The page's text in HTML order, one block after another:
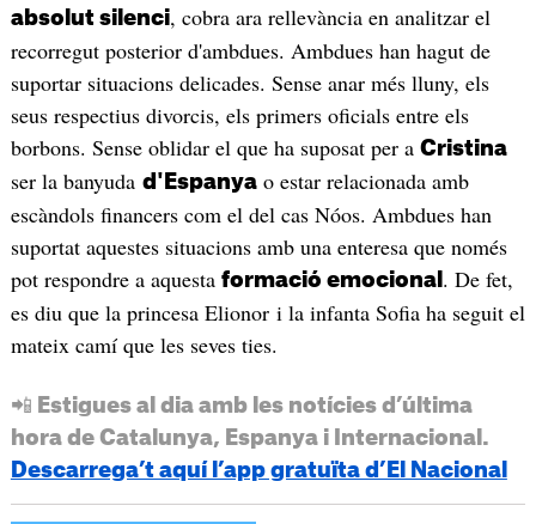
absolut silenci, cobra ara rellevància en analitzar el
recorregut posterior d'ambdues. Ambdues han hagut de
suportar situacions delicades. Sense anar més lluny, els
seus respectius divorcis, els primers oficials entre els
borbons. Sense oblidar el que ha suposat per a Cristina
ser la banyuda d'Espanyao estar relacionada amb
escàndols financers com el del cas Nóos. Ambdues han
suportat aquestes situacions amb una enteresa que només
pot respondre a aquesta formació emocional . De fet,
es diu que la princesa Elionor i la infanta Sofia ha seguit el
mateix camí que les seves ties.
📲 Estigues al dia amb les notícies d’última
hora de Catalunya, Espanya i Internacional.
Descarrega’t aquí l’app gratuïta d’El Nacional